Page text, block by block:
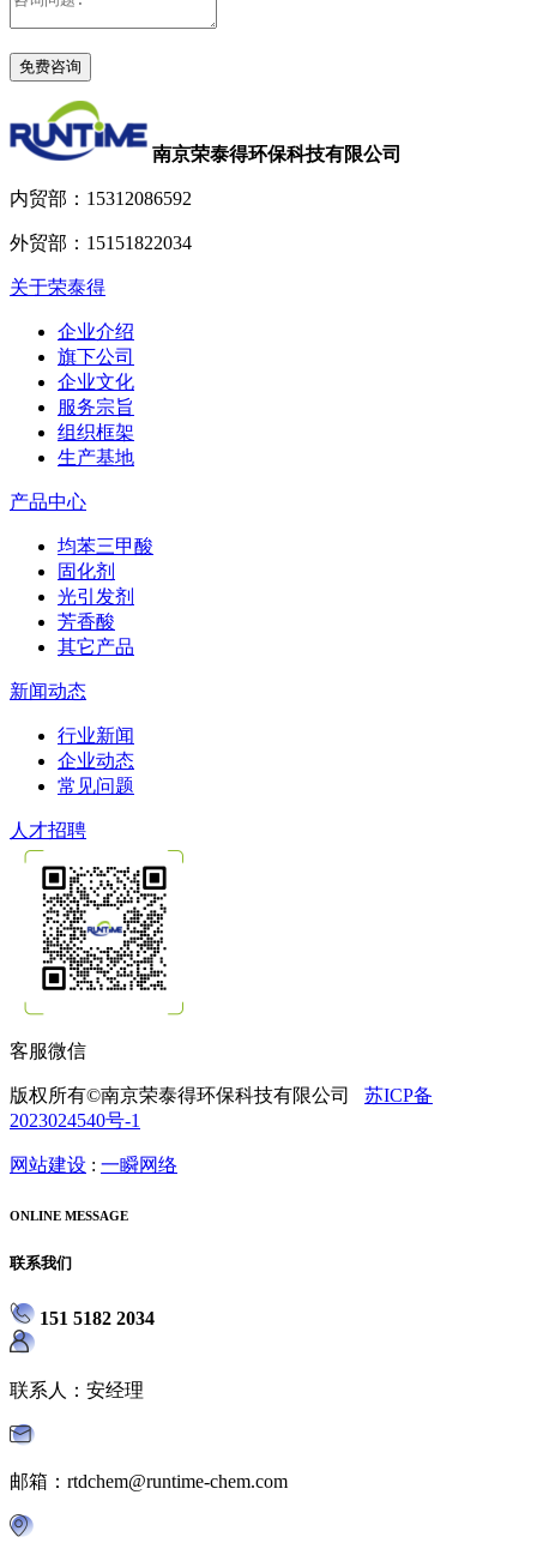
南京荣泰得环保科技有限公司
内贸部： 15312086592
外贸部： 15151822034
关于荣泰得
企业介绍
旗下公司
企业文化
服务宗旨
组织框架
生产基地
产品中心
均苯三甲酸
固化剂
光引发剂
芳香酸
其它产品
新闻动态
行业新闻
企业动态
常见问题
人才招聘
客服微信
版权所有©南京荣泰得环保科技有限公司 苏ICP备
2023024540号-1
网站建设 : 一瞬网络
ONLINE MESSAGE
联系我们
151 5182 2034
联系人：安经理
邮箱：rtdchem@runtime-chem.com